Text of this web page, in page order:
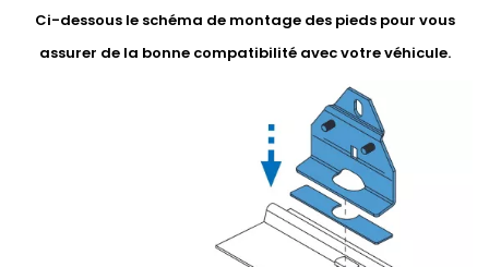
Ci-dessous le schéma de montage des pieds pour vous
assurer de la bonne compatibilité avec votre véhicule.